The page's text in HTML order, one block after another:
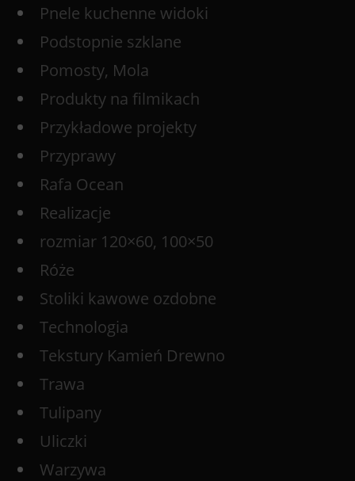
Pnele kuchenne widoki
Podstopnie szklane
Pomosty, Mola
Produkty na filmikach
Przykładowe projekty
Przyprawy
Rafa Ocean
Realizacje
rozmiar 120×60, 100×50
Róże
Stoliki kawowe ozdobne
Technologia
Tekstury Kamień Drewno
Trawa
Tulipany
Uliczki
Warzywa